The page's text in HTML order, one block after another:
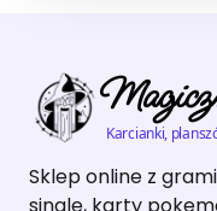
Karcianki,
Sklep online z